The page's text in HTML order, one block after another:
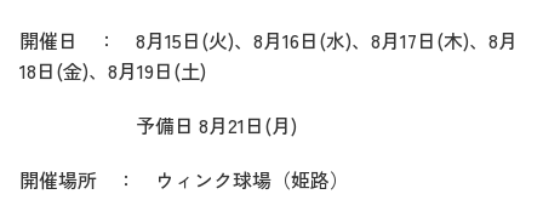
開催日 ： 8月15日(火)、8月16日(水)、8月17日(木)、8月
18日(金)、8月19日(土)
予備日 8月21日(月)
開催場所 ： ウィンク球場（姫路）